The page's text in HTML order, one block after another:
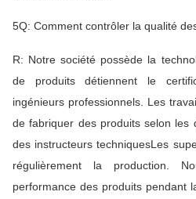
5Q: Comment contrôler la qualité
R: Notre société possède la
de produits détiennent le
ingénieurs professionnels. Les
de fabriquer des produits selon les
des instructeurs techniquesLes
régulièrement la production.
performance des produits pendant